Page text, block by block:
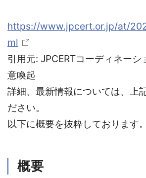
https://www.jpcert.or.jp/at/
ml
引用元: JPCERTコーディネーシ
意喚起
詳細、最新情報については、上
ださい。
以下に概要を抜粋しております。
概要